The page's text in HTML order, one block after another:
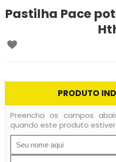
Pastilha Pace
PRODUTO
Preencha os campos
quando este produto